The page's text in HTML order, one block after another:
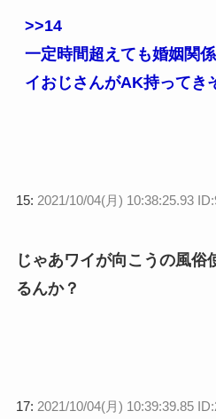
>>14
一定時間超えても婚姻関
イおじさんがAK持ってき
15: 2021/10/04(月) 10:38:25.93
じゃあワイが向こうの風俗
るんか？
17: 2021/10/04(月) 10:39:39.85